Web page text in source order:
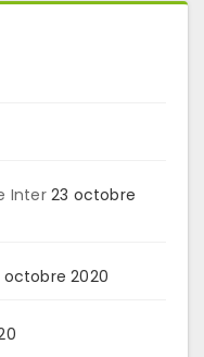
Inter 23 octobre
octobre 2020